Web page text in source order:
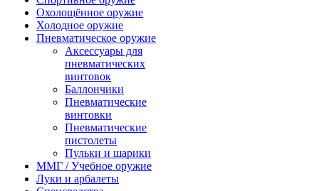
Охолощённое оружие
Холодное оружие
Пневматическое оружие
Аксессуары для
пневматических
винтовок
Баллончики
Пневматические
винтовки
Пневматические
пистолеты
Пульки и шарики
ММГ / Учебное оружие
Луки и арбалеты